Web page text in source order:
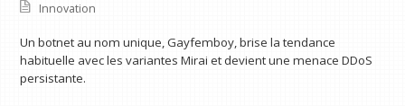
Innovation
Un botnet au nom unique, Gayfemboy, brise la tendance
habituelle avec les variantes Mirai et devient une menace DDoS
persistante.